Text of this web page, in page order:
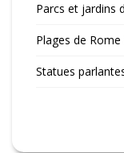
Parcs et jardins
Plages de
Statues